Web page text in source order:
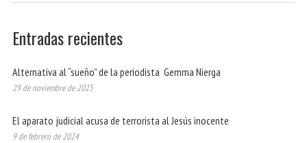
Entradas recientes
Alternativa al “sueño” de la periodista Gemma Nierga
29 de noviembre de 2025
El aparato judicial acusa de terrorista al Jesús inocente
9 de febrero de 2024